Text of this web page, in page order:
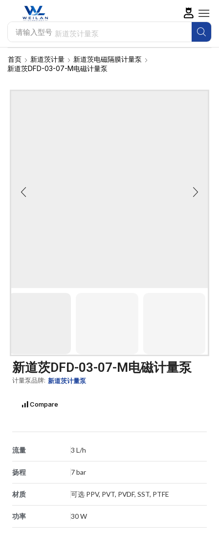
请输入型号 新道茨计量泵
首页 新道茨计量
新道茨电磁隔膜计量泵
新道茨DFD-03-07-M电磁计量泵
新道茨DFD-03-07-M电磁计量泵
计量泵品牌: 新道茨计量泵
Compare
流量 3 L/h
扬程 7 bar
材质 可选 PPV, PVT, PVDF, SST, PTFE
功率 30 W